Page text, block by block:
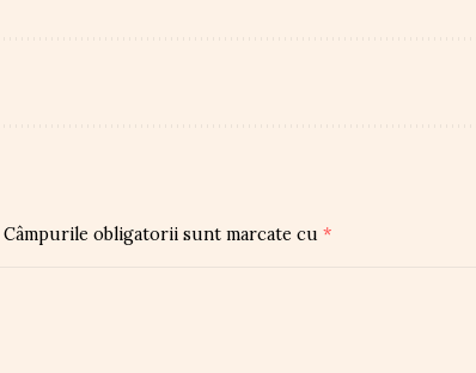
Câmpurile obligatorii sunt marcate cu *